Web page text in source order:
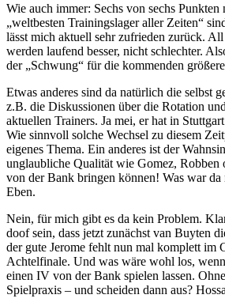
Wie auch immer: Sechs von sechs Punkten
„weltbesten Trainingslager aller Zeiten“
lässt mich aktuell sehr zufrieden zurück. All
werden laufend besser, nicht schlechter.
der „Schwung“ für die kommenden
Etwas anderes sind da natürlich die selbst
z.B. die Diskussionen über die Rotation
aktuellen Trainers. Ja mei, er hat in
Wie sinnvoll solche Wechsel zu diesem
eigenes Thema. Ein anderes ist der
unglaubliche Qualität wie Gomez, Robben
von der Bank bringen können! Was war da
Eben.
Nein, für mich gibt es da kein Problem.
doof sein, dass jetzt zunächst van Buyten
der gute Jerome fehlt nun mal komplett im
Achtelfinale. Und was wäre wohl los,
einen IV von der Bank spielen lassen.
Spielpraxis – und scheiden dann aus?